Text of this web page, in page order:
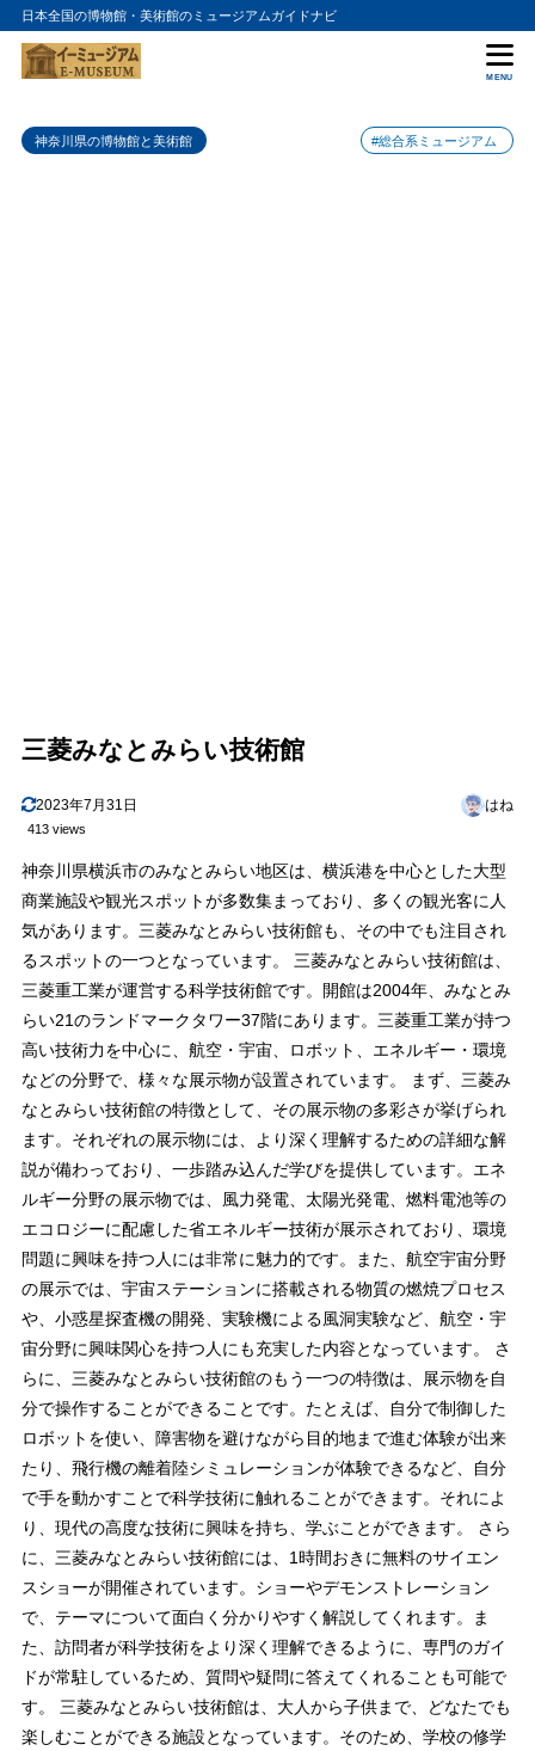
日本全国の博物館・美術館のミュージアムガイドナビ
MENU
神奈川県の博物館と美術館 #総合系ミュージアム
三菱みなとみらい技術館
2023年7月31日 はね
413 views
神奈川県横浜市のみなとみらい地区は、横浜港を中心とした大型
商業施設や観光スポットが多数集まっており、多くの観光客に人
気があります。三菱みなとみらい技術館も、その中でも注目され
るスポットの一つとなっています。 三菱みなとみらい技術館は、
三菱重工業が運営する科学技術館です。開館は2004年、みなとみ
らい21のランドマークタワー37階にあります。三菱重工業が持つ
高い技術力を中心に、航空・宇宙、ロボット、エネルギー・環境
などの分野で、様々な展示物が設置されています。 まず、三菱み
なとみらい技術館の特徴として、その展示物の多彩さが挙げられ
ます。それぞれの展示物には、より深く理解するための詳細な解
説が備わっており、一歩踏み込んだ学びを提供しています。エネ
ルギー分野の展示物では、風力発電、太陽光発電、燃料電池等の
エコロジーに配慮した省エネルギー技術が展示されており、環境
問題に興味を持つ人には非常に魅力的です。また、航空宇宙分野
の展示では、宇宙ステーションに搭載される物質の燃焼プロセス
や、小惑星探査機の開発、実験機による風洞実験など、航空・宇
宙分野に興味関心を持つ人にも充実した内容となっています。 さ
らに、三菱みなとみらい技術館のもう一つの特徴は、展示物を自
分で操作することができることです。たとえば、自分で制御した
ロボットを使い、障害物を避けながら目的地まで進む体験が出来
たり、飛行機の離着陸シミュレーションが体験できるなど、自分
で手を動かすことで科学技術に触れることができます。それによ
り、現代の高度な技術に興味を持ち、学ぶことができます。 さら
に、三菱みなとみらい技術館には、1時間おきに無料のサイエン
スショーが開催されています。ショーやデモンストレーション
で、テーマについて面白く分かりやすく解説してくれます。ま
た、訪問者が科学技術をより深く理解できるように、専門のガイ
ドが常駐しているため、質問や疑問に答えてくれることも可能で
す。 三菱みなとみらい技術館は、大人から子供まで、どなたでも
楽しむことができる施設となっています。そのため、学校の修学
目次
1 三菱みなとみらい技術館の入館料金